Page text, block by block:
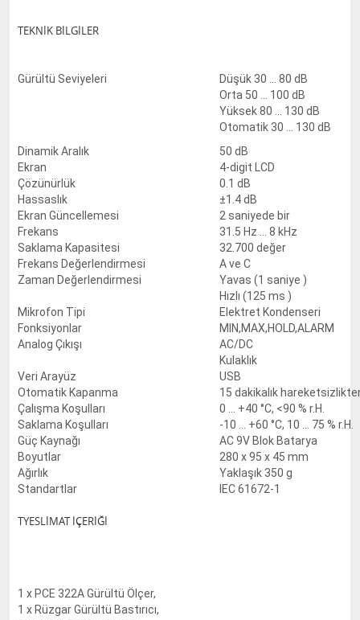
TEKNİK BİLGİLER
Gürültü Seviyeleri
Düşük 30 ... 80 dB
Orta 50 ... 100 dB
Yüksek 80 ... 130 dB
Otomatik 30 ... 130 dB
Dinamik Aralık
50 dB
Ekran
4-digit LCD
Çözünürlük
0.1 dB
Hassaslık
±1.4 dB
Ekran Güncellemesi
2 saniyede bir
Frekans
31.5 Hz ... 8 kHz
Saklama Kapasitesi
32.700 değer
Frekans Değerlendirmesi
A ve C
Zaman Değerlendirmesi
Yavas (1 saniye )
Hızlı (125 ms )
Mikrofon Tipi
Elektret Kondenseri
Fonksiyonlar
MIN,MAX,HOLD,ALARM
Analog Çıkışı
AC/DC
Kulaklık
Veri Arayüz
USB
Otomatik Kapanma
15 dakikalık
Çalışma Koşulları
0 ... +40 °C, <90 % r.H.
Saklama Koşulları
-10 ... +60 °C, 10 ... 75 % r.H.
Güç Kaynağı
AC 9V Blok Batarya
Boyutlar
280 x 95 x 45 mm
Ağırlık
Yaklaşık 350 g
Standartlar
IEC 61672-1
TYESLİMAT İÇERİĞİ
1 x PCE 322A Gürültü Ölçer,
1 x Rüzgar Gürültü Bastırıcı,